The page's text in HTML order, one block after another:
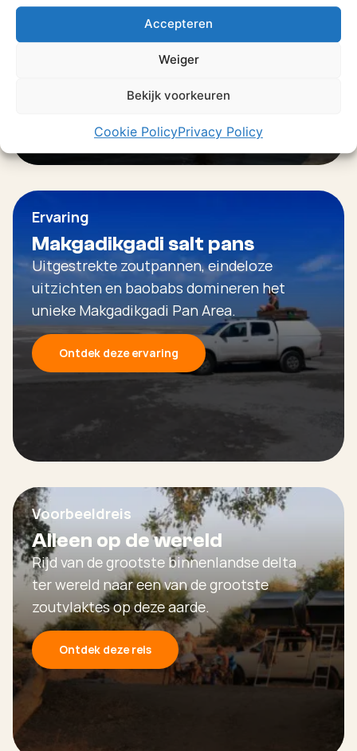
Accepteren
Weiger
Bekijk voorkeuren
Cookie PolicyPrivacy Policy
Delta.
Ontdek deze ervaring
Ervaring
Makgadikgadi salt pans
Uitgestrekte zoutpannen, eindeloze
uitzichten en baobabs domineren het
unieke Makgadikgadi Pan Area.
Ontdek deze ervaring
Voorbeeldreis
Alleen op de wereld
Rijd van de grootste binnenlandse delta
ter wereld naar een van de grootste
zoutvlaktes op deze aarde.
Ontdek deze reis